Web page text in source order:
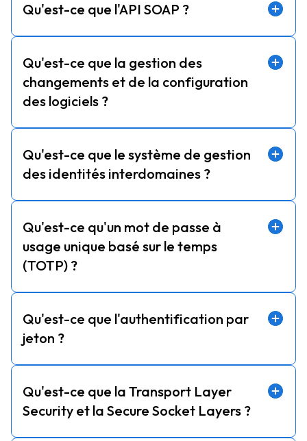
Qu'est-ce que l'API SOAP ?
Qu'est-ce que la gestion des
changements et de la configuration
des logiciels ?
Qu'est-ce que le système de gestion
des identités interdomaines ?
Qu'est-ce qu'un mot de passe à
usage unique basé sur le temps
(TOTP) ?
Qu'est-ce que l'authentification par
jeton ?
Qu'est-ce que la Transport Layer
Security et la Secure Socket Layers ?